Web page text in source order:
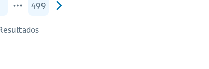
499